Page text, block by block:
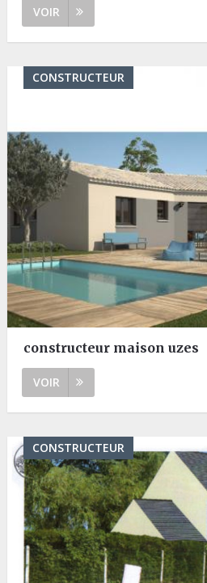
VOIR
CONSTRUCTEUR
constructeur maison uzes
VOIR
CONSTRUCTEUR